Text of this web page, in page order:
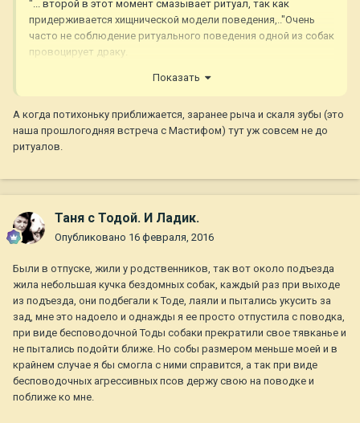
предыдущих этапах (и в данном случае, для него не так уж
важно, кто выйдет победителем).
А второй в этот момент смазывает ритуал, так как
ритуалы не предусмотрены а предусмотрен моментальный
противника из строя. Как правило в шею или передние
лапы. Для него биологически-значимый результат -
побыстрее закончить схватку, причем, своей победой. Он
наполнения в таком поведении нет.
Поступает "хищник" так потому, например, что:
мере усвоить ритуализацию, которая не наследуется от
рождения, как многие считают, а является социальной
компонентой обучения сородичами;
2) социальный депривант;
3) подобрыш во взрослом возрасте, которого "вырастила"
улица и стая;
4) хоз его так учил, притравливая на других животных;
"... второй в этот момент смазывает ритуал, так как
придерживается хищнической модели поведения,.."Очень
часто не соблюдение ритуального поведения одной из собак
провоцирует драку.
Очень часто можно наблюдать картину, как одна собака на
зрения другой собаки это прямо атака-атака (несется в лоб,
наскакивает).
Показать
А когда потихоньку приближается, заранее рыча и скаля зубы (это
наша прошлогодняя встреча с Мастифом) тут уж совсем не до
ритуалов.
Таня с Тодой. И Ладик.
Опубликовано 16 февраля, 2016
Были в отпуске, жили у родственников, так вот около подъезда
жила небольшая кучка бездомных собак, каждый раз при выходе
из подъезда, они подбегали к Тоде, лаяли и пытались укусить за
зад, мне это надоело и однажды я ее просто отпустила с поводка,
при виде бесповодочной Тоды собаки прекратили свое тявканье и
не пытались подойти ближе. Но собы размером меньше моей и в
крайнем случае я бы смогла с ними справится, а так при виде
бесповодочных агрессивных псов держу свою на поводке и
поближе ко мне.